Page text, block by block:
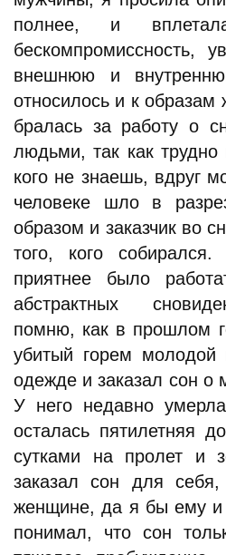
полнее, и
бескомпромиссность,
внешнюю и
относилось и к
бралась за работу о
людьми, так как трудно
кого не знаешь, вдруг
человеке шло в
образом и заказчик во
того, кого
приятнее было
абстрактных
помню, как в прошлом
убитый горем молодой
одежде и заказал сон о
У него недавно
осталась пятилетняя
сутками на пролет и
заказал сон для
женщине, да я бы ему и
понимал, что сон